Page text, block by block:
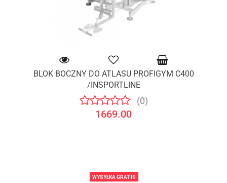
BLOK BOCZNY DO ATLASU PROFIGYM C400
/INSPORTLINE
(0)
1669.00
WYSYŁKA GRATIS